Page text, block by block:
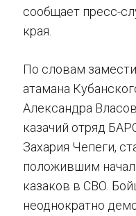
сообщает пресс-
края.
По словам
атамана
Александра
казачий отряд
Захария Чепеги,
положившим
казаков в СВО.
неоднократно